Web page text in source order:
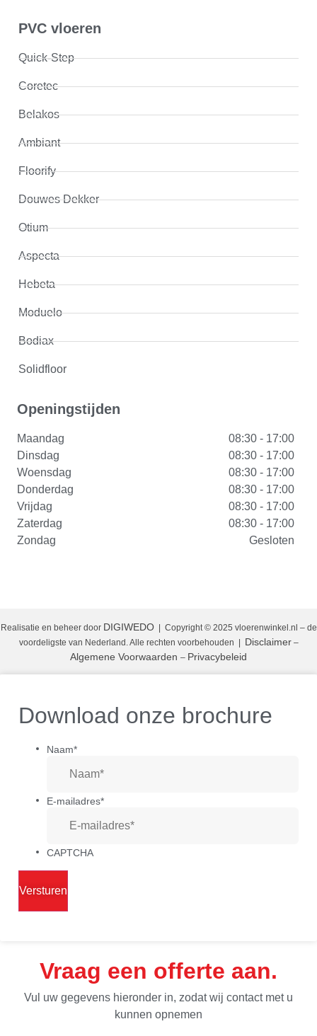
PVC vloeren
Quick-Step
Coretec
Belakos
Ambiant
Floorify
Douwes Dekker
Otium
Aspecta
Hebeta
Moduelo
Bodiax
Solidfloor
Openingstijden
Maandag
08:30 - 17:00
Dinsdag
08:30 - 17:00
Woensdag
08:30 - 17:00
Donderdag
08:30 - 17:00
Vrijdag
08:30 - 17:00
Zaterdag
08:30 - 17:00
Zondag
Gesloten
Realisatie en beheer door DIGIWEDO| Copyright © 2025 vloerenwinkel.nl – de
voordeligste van Nederland. Alle rechten voorbehouden
Disclaimer–
Algemene Voorwaarden – Privacybeleid
Download onze brochure
Naam*
E-mailadres*
CAPTCHA
Vraag een offerte aan
Vul uw gegevens hieronder in, zodat wij contact met u
kunnen opnemen